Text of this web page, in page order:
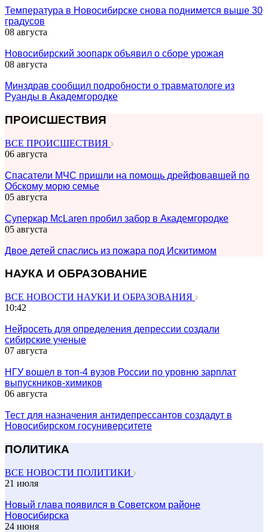
Температура в Новосибирске снова поднимется выше 30
градусов
08 августа
Новосибирский зоопарк объявил о сборе урожая
08 августа
Минздрав сообщил подробности о травматологе из
Руанды в Академгородке
ПРОИСШЕСТВИЯ
ВСЕ ПРОИСШЕСТВИЯ
06 августа
Спасатели МЧС пришли на помощь дрейфовавшей по
Обскому морю семье
05 августа
Суперкар McLaren пробил забор в Академгородке
05 августа
Двое детей спаслись из пожара под Искитимом
НАУКА И ОБРАЗОВАНИЕ
ВСЕ НОВОСТИ НАУКИ И ОБРАЗОВАНИЯ
10:42
Нейросеть для определения депрессии создали
сибирские ученые
07 августа
НГУ вошел в топ-4 вузов России по уровню зарплат
выпускников-химиков
06 августа
Тест для назначения антидепрессантов создадут в
Новосибирском госуниверситете
ПОЛИТИКА
ВСЕ НОВОСТИ ПОЛИТИКИ
21 июля
Новый глава появился в Советском районе
Новосибирска
24 июня